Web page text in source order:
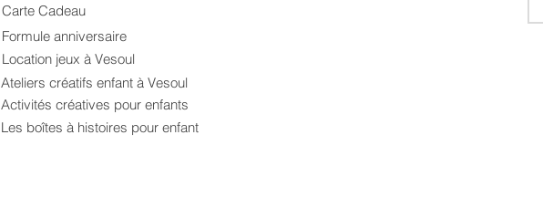
Carte Cadeau
Formule anniversaire
Location jeux à Vesoul
Ateliers créatifs enfant à Vesoul
Activités créatives pour enfants
Les boîtes à histoires pour enfant